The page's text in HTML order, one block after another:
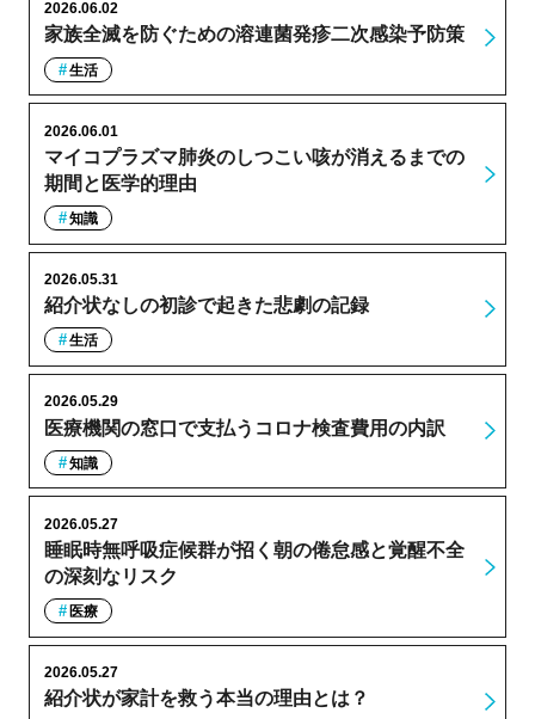
家族全滅を防ぐための溶連菌発疹二次感染予防策
2026.06.02
生活
マイコプラズマ肺炎のしつこい咳が消えるまでの
期間と医学的理由
2026.06.01
知識
紹介状なしの初診で起きた悲劇の記録
2026.05.31
生活
医療機関の窓口で支払うコロナ検査費用の内訳
2026.05.29
知識
睡眠時無呼吸症候群が招く朝の倦怠感と覚醒不全
の深刻なリスク
2026.05.27
医療
紹介状が家計を救う本当の理由とは？
2026.05.27